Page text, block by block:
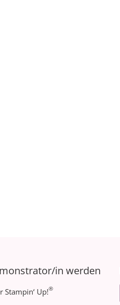
in werden
Stampin‘ Up!®